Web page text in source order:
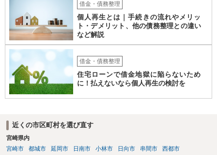
借金・債務整理
個人再生とは｜手続きの流れやメリッ
ト・デメリット、他の債務整理との違い
など解説
借金・債務整理
住宅ローンで借金地獄に陥らないため
に！払えないなら個人再生の検討を
近くの市区町村を選び直す
宮崎県内
宮崎市
都城市 延岡市 日南市 小林市 日向市 串間市
西都市